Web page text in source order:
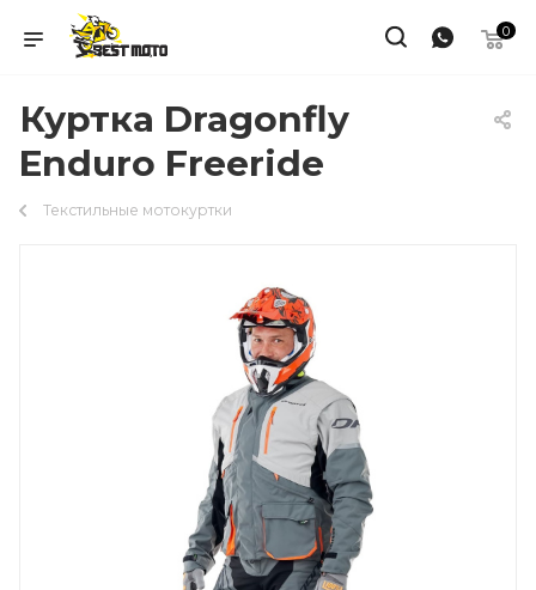
0
Куртка Dragonfly
Enduro Freeride
Текстильные мотокуртки